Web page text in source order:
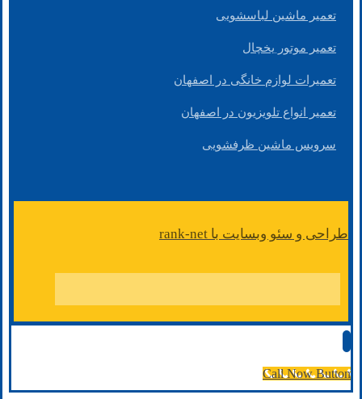
تعمیر ماشین لباسشویی
تعمیر موتور یخچال
تعمیرات لوازم خانگی در اصفهان
تعمیر انواع تلویزیون در اصفهان
سرویس ماشین ظرفشویی
طراحی و سئو وبسایت با rank-net
Call Now Button